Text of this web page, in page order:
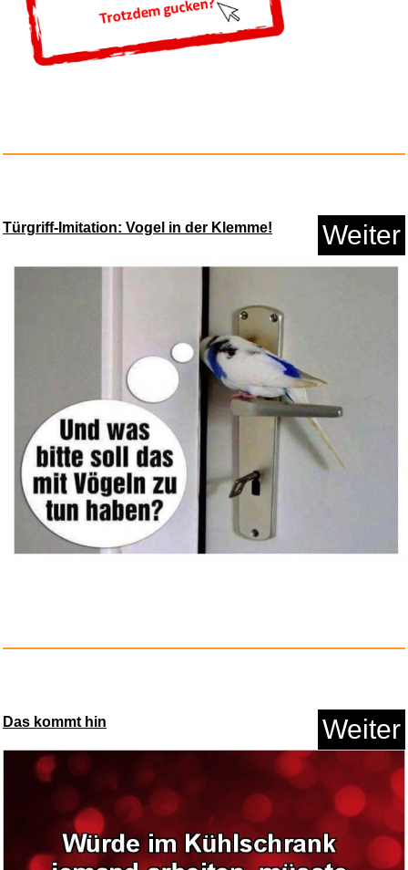
TECKNET Mauspad, 280 x 210
Kampfstern Galactica: Die
komp...
Cape Cod Poliertücher f&u...
Türgriff-Imitation: Vogel in der Klemme! Weiter
Das kommt hin Weiter